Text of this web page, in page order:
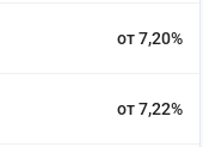
от 7,20%
от 7,22%